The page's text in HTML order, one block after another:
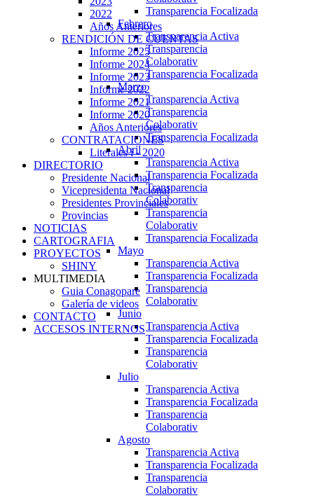
Transparencia Focalizada
Febrero
Transparencia Activa
Transparencia
Colaborativ
Transparencia Focalizada
Marzo
Transparencia Activa
Transparencia
Colaborativ
Transparencia Focalizada
Abril
Transparencia Activa
Transparencia Focalizada
Transparencia
Colaborativ
Transparencia
Colaborativ
Transparencia Focalizada
Mayo
Transparencia Activa
Transparencia Focalizada
Transparencia
Colaborativ
Junio
Transparencia Activa
Transparencia Focalizada
Transparencia
Colaborativ
Julio
Transparencia Activa
Transparencia Focalizada
Transparencia
Colaborativ
Agosto
Transparencia Activa
Transparencia Focalizada
Transparencia
Colaborativ
2022
Años Anteriores
RENDICIÓN DE CUENTAS
Informe 2025
Informe 2024
Informe 2023
Informe 2022
Informe 2021
Informe 2020
Años Anteriores
CONTRATACIONES
Literales i - 2020
DIRECTORIO
Presidente Nacional
Vicepresidenta Nacional
Presidentes Provinciales
Provincias
NOTICIAS
CARTOGRAFIA
PROYECTOS
SHINY
MULTIMEDIA
Guia Conagopare
Galería de videos
CONTACTO
ACCESOS INTERNOS